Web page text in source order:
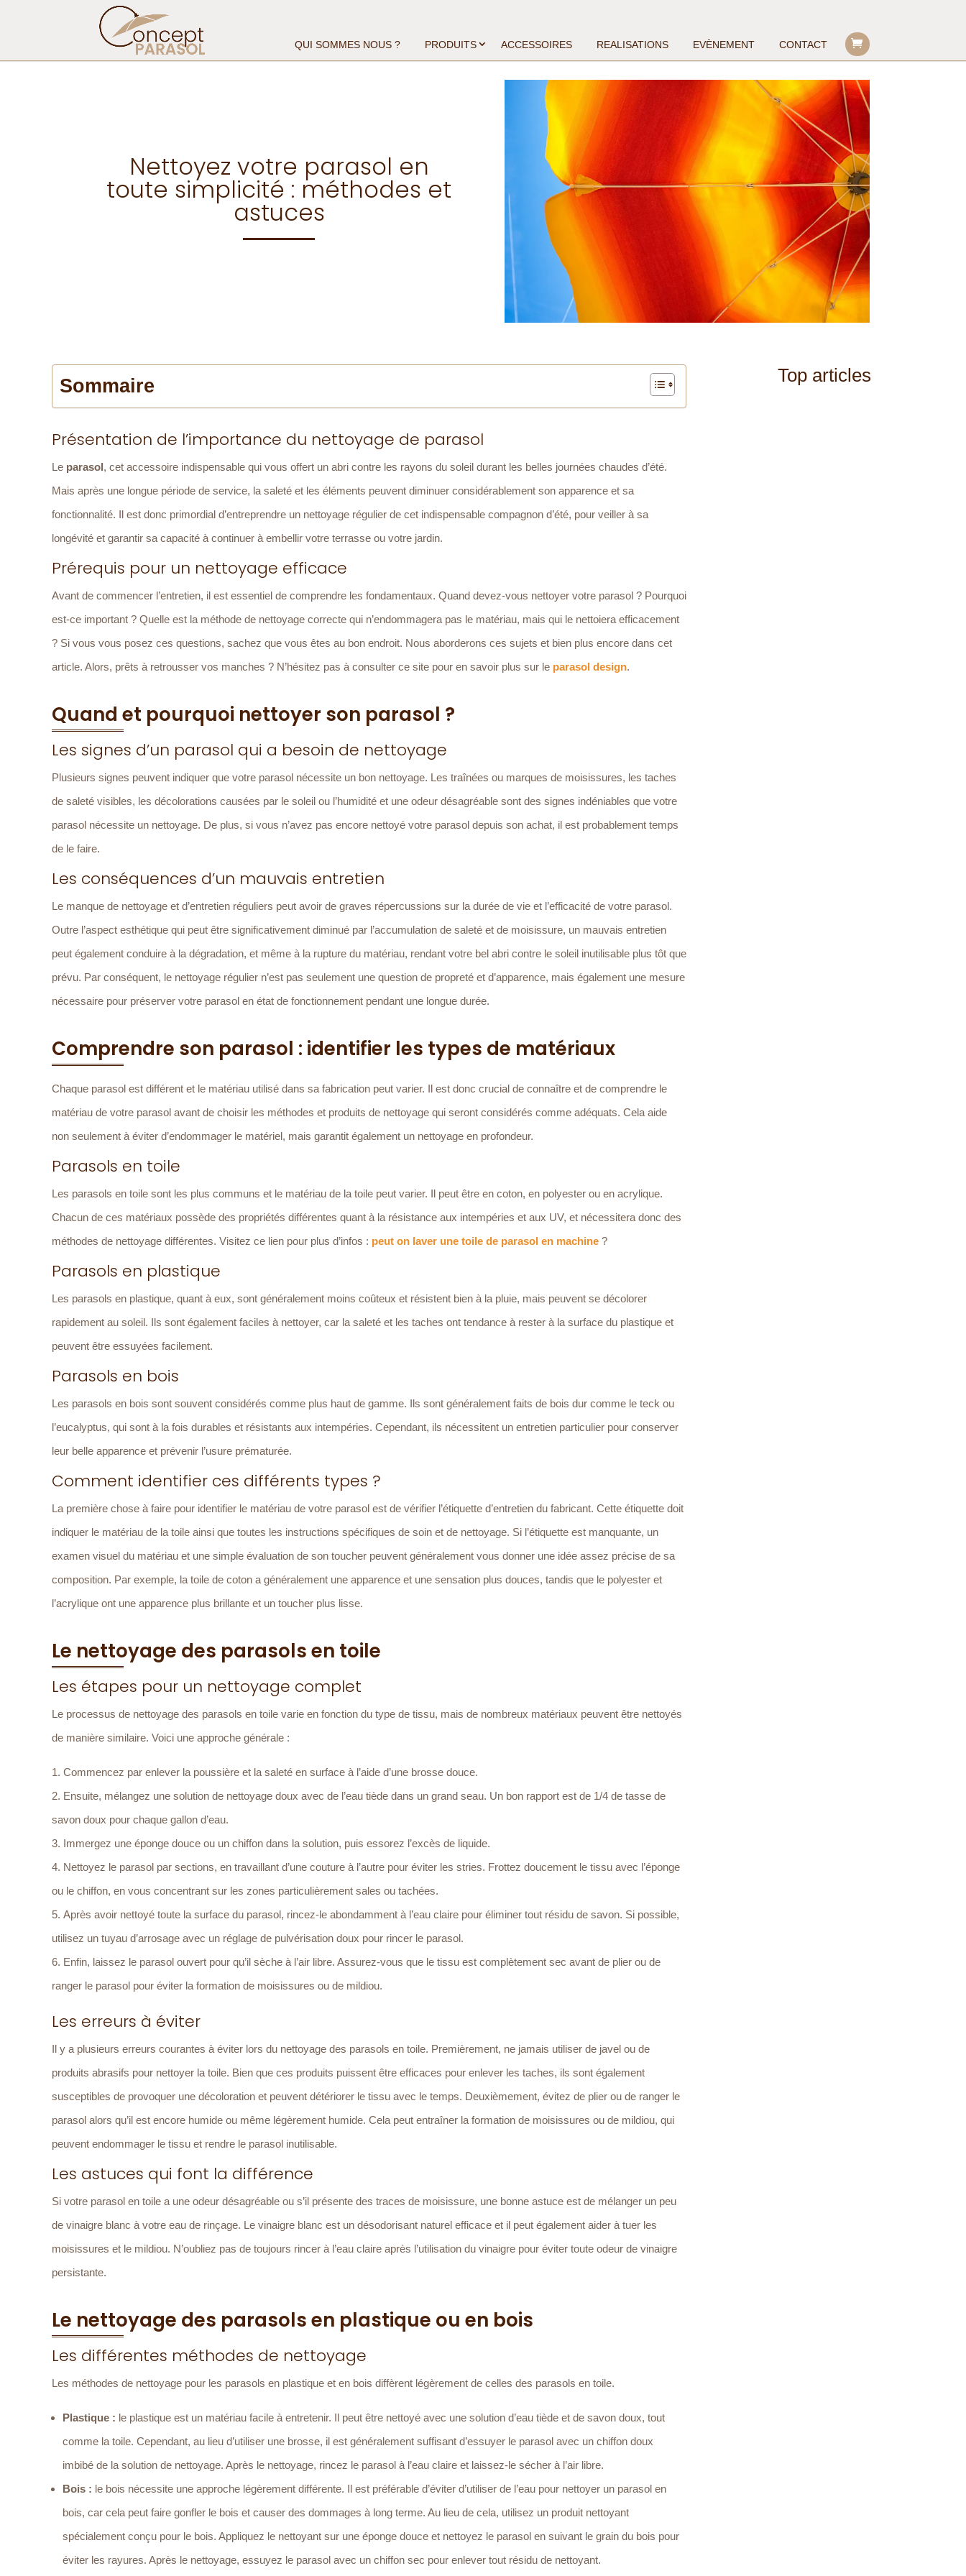
QUI SOMMES NOUS ? PRODUITS ACCESSOIRES REALISATIONS EVÈNEMENT CONTACT
Nettoyez votre parasol en
toute simplicité : méthodes et
astuces
Sommaire
Présentation de l’importance du nettoyage de parasol
Le parasol, cet accessoire indispensable qui vous offert un abri contre les rayons du soleil durant les belles journées chaudes d’été.
Mais après une longue période de service, la saleté et les éléments peuvent diminuer considérablement son apparence et sa
fonctionnalité. Il est donc primordial d’entreprendre un nettoyage régulier de cet indispensable compagnon d’été, pour veiller à sa
longévité et garantir sa capacité à continuer à embellir votre terrasse ou votre jardin.
Prérequis pour un nettoyage efficace
Avant de commencer l’entretien, il est essentiel de comprendre les fondamentaux. Quand devez-vous nettoyer votre parasol ? Pourquoi
est-ce important ? Quelle est la méthode de nettoyage correcte qui n’endommagera pas le matériau, mais qui le nettoiera efficacement
? Si vous vous posez ces questions, sachez que vous êtes au bon endroit. Nous aborderons ces sujets et bien plus encore dans cet
article. Alors, prêts à retrousser vos manches ? N’hésitez pas à consulter ce site pour en savoir plus sur le parasol design.
Quand et pourquoi nettoyer son parasol ?
Les signes d’un parasol qui a besoin de nettoyage
Plusieurs signes peuvent indiquer que votre parasol nécessite un bon nettoyage. Les traînées ou marques de moisissures, les taches
de saleté visibles, les décolorations causées par le soleil ou l’humidité et une odeur désagréable sont des signes indéniables que votre
parasol nécessite un nettoyage. De plus, si vous n’avez pas encore nettoyé votre parasol depuis son achat, il est probablement temps
de le faire.
Les conséquences d’un mauvais entretien
Le manque de nettoyage et d’entretien réguliers peut avoir de graves répercussions sur la durée de vie et l’efficacité de votre parasol.
Outre l’aspect esthétique qui peut être significativement diminué par l’accumulation de saleté et de moisissure, un mauvais entretien
peut également conduire à la dégradation, et même à la rupture du matériau, rendant votre bel abri contre le soleil inutilisable plus tôt que
prévu. Par conséquent, le nettoyage régulier n’est pas seulement une question de propreté et d’apparence, mais également une mesure
nécessaire pour préserver votre parasol en état de fonctionnement pendant une longue durée.
Comprendre son parasol : identifier les types de matériaux
Chaque parasol est différent et le matériau utilisé dans sa fabrication peut varier. Il est donc crucial de connaître et de comprendre le
matériau de votre parasol avant de choisir les méthodes et produits de nettoyage qui seront considérés comme adéquats. Cela aide
non seulement à éviter d’endommager le matériel, mais garantit également un nettoyage en profondeur.
Parasols en toile
Les parasols en toile sont les plus communs et le matériau de la toile peut varier. Il peut être en coton, en polyester ou en acrylique.
Chacun de ces matériaux possède des propriétés différentes quant à la résistance aux intempéries et aux UV, et nécessitera donc des
méthodes de nettoyage différentes. Visitez ce lien pour plus d’infos : peut on laver une toile de parasol en machine ?
Parasols en plastique
Les parasols en plastique, quant à eux, sont généralement moins coûteux et résistent bien à la pluie, mais peuvent se décolorer
rapidement au soleil. Ils sont également faciles à nettoyer, car la saleté et les taches ont tendance à rester à la surface du plastique et
peuvent être essuyées facilement.
Parasols en bois
Les parasols en bois sont souvent considérés comme plus haut de gamme. Ils sont généralement faits de bois dur comme le teck ou
l’eucalyptus, qui sont à la fois durables et résistants aux intempéries. Cependant, ils nécessitent un entretien particulier pour conserver
leur belle apparence et prévenir l’usure prématurée.
Comment identifier ces différents types ?
La première chose à faire pour identifier le matériau de votre parasol est de vérifier l’étiquette d’entretien du fabricant. Cette étiquette doit
indiquer le matériau de la toile ainsi que toutes les instructions spécifiques de soin et de nettoyage. Si l’étiquette est manquante, un
examen visuel du matériau et une simple évaluation de son toucher peuvent généralement vous donner une idée assez précise de sa
composition. Par exemple, la toile de coton a généralement une apparence et une sensation plus douces, tandis que le polyester et
l’acrylique ont une apparence plus brillante et un toucher plus lisse.
Le nettoyage des parasols en toile
Les étapes pour un nettoyage complet
Le processus de nettoyage des parasols en toile varie en fonction du type de tissu, mais de nombreux matériaux peuvent être nettoyés
de manière similaire. Voici une approche générale :
Commencez par enlever la poussière et la saleté en surface à l’aide d’une brosse douce.
Ensuite, mélangez une solution de nettoyage doux avec de l’eau tiède dans un grand seau. Un bon rapport est de 1/4 de tasse de
savon doux pour chaque gallon d’eau.
Immergez une éponge douce ou un chiffon dans la solution, puis essorez l’excès de liquide.
Nettoyez le parasol par sections, en travaillant d’une couture à l’autre pour éviter les stries. Frottez doucement le tissu avec l’éponge
ou le chiffon, en vous concentrant sur les zones particulièrement sales ou tachées.
Après avoir nettoyé toute la surface du parasol, rincez-le abondamment à l’eau claire pour éliminer tout résidu de savon. Si possible,
utilisez un tuyau d’arrosage avec un réglage de pulvérisation doux pour rincer le parasol.
Enfin, laissez le parasol ouvert pour qu’il sèche à l’air libre. Assurez-vous que le tissu est complètement sec avant de plier ou de
ranger le parasol pour éviter la formation de moisissures ou de mildiou.
Les erreurs à éviter
Il y a plusieurs erreurs courantes à éviter lors du nettoyage des parasols en toile. Premièrement, ne jamais utiliser de javel ou de
produits abrasifs pour nettoyer la toile. Bien que ces produits puissent être efficaces pour enlever les taches, ils sont également
susceptibles de provoquer une décoloration et peuvent détériorer le tissu avec le temps. Deuxièmement, évitez de plier ou de ranger le
parasol alors qu’il est encore humide ou même légèrement humide. Cela peut entraîner la formation de moisissures ou de mildiou, qui
peuvent endommager le tissu et rendre le parasol inutilisable.
Les astuces qui font la différence
Si votre parasol en toile a une odeur désagréable ou s’il présente des traces de moisissure, une bonne astuce est de mélanger un peu
de vinaigre blanc à votre eau de rinçage. Le vinaigre blanc est un désodorisant naturel efficace et il peut également aider à tuer les
moisissures et le mildiou. N’oubliez pas de toujours rincer à l’eau claire après l’utilisation du vinaigre pour éviter toute odeur de vinaigre
persistante.
Le nettoyage des parasols en plastique ou en bois
Les différentes méthodes de nettoyage
Les méthodes de nettoyage pour les parasols en plastique et en bois diffèrent légèrement de celles des parasols en toile.
Plastique : le plastique est un matériau facile à entretenir. Il peut être nettoyé avec une solution d’eau tiède et de savon doux, tout
comme la toile. Cependant, au lieu d’utiliser une brosse, il est généralement suffisant d’essuyer le parasol avec un chiffon doux
imbibé de la solution de nettoyage. Après le nettoyage, rincez le parasol à l’eau claire et laissez-le sécher à l’air libre.
Bois : le bois nécessite une approche légèrement différente. Il est préférable d’éviter d’utiliser de l’eau pour nettoyer un parasol en
bois, car cela peut faire gonfler le bois et causer des dommages à long terme. Au lieu de cela, utilisez un produit nettoyant
spécialement conçu pour le bois. Appliquez le nettoyant sur une éponge douce et nettoyez le parasol en suivant le grain du bois pour
éviter les rayures. Après le nettoyage, essuyez le parasol avec un chiffon sec pour enlever tout résidu de nettoyant.
Top articles